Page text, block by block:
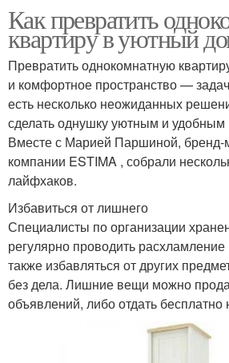
Как превратить
квартиру в уютный
Превратить однокомнатную
и комфортное пространство —
есть несколько неожиданных
сделать однушку уютным и
Вместе с Марией Паршиной,
компании ESTIMA , собрали
лайфхаков.
Избавиться от лишнего
Специалисты по организации
регулярно проводить
также избавляться от других
без дела. Лишние вещи можно
объявлений, либо отдать